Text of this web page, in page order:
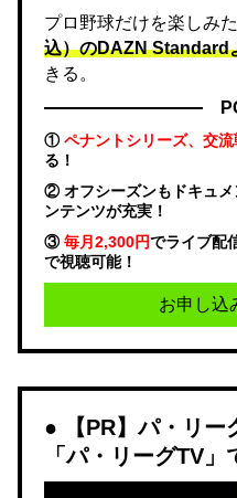
プロ野球だけを楽しみた
込）のDAZN Standard​
きる。
①ペナントシリーズ、交
る！
② オフシーズンもドキュメ
ンテンツが充実！
③毎月2,300円でライブ配
で視聴可能！
お申し込
【PR】パ・リー
「パ・リーグTV」